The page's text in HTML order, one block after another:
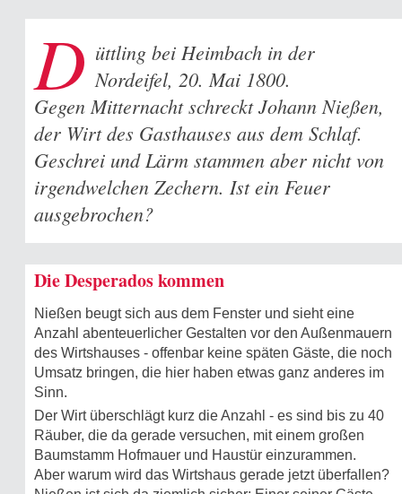
D üttling bei Heimbach in der
Nordeifel, 20. Mai 1800.
Gegen Mitternacht schreckt Johann Nießen,
der Wirt des Gasthauses aus dem Schlaf.
Geschrei und Lärm stammen aber nicht von
irgendwelchen Zechern. Ist ein Feuer
ausgebrochen?
Die Desperados kommen
Nießen beugt sich aus dem Fenster und sieht eine
Anzahl abenteuerlicher Gestalten vor den Außenmauern
des Wirtshauses - offenbar keine späten Gäste, die noch
Umsatz bringen, die hier haben etwas ganz anderes im
Sinn.
Der Wirt überschlägt kurz die Anzahl - es sind bis zu 40
Räuber, die da gerade versuchen, mit einem großen
Baumstamm Hofmauer und Haustür einzurammen.
Aber warum wird das Wirtshaus gerade jetzt überfallen?